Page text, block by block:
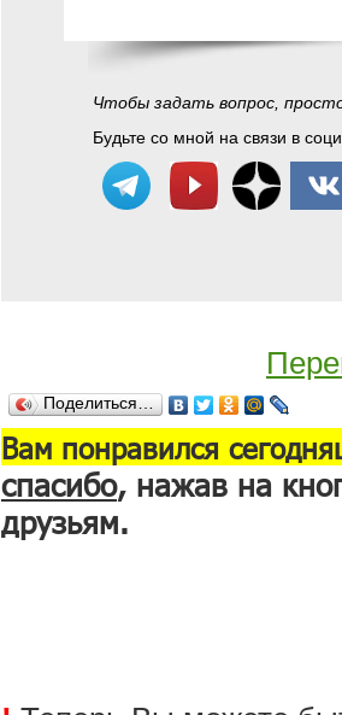
Чтобы задать вопрос,
Будьте со мной на связи в
Поделиться…
Вам понравился
спасибо, нажав на
друзьям.